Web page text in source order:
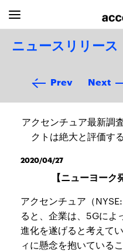
ニュースリリース
Prev Next
アクセンチュア最新
クトは絶大と評価す
2020/04/27
【ニューヨー
アクセンチュア（
ると、企業は、5Gによ
進化を遂げると考えて
ィに懸念を抱いている